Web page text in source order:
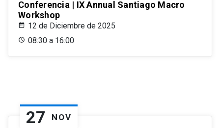
Conferencia | IX Annual Santiago Macro
Workshop
12 de Diciembre de 2025
08:30 a 16:00
27 NOV